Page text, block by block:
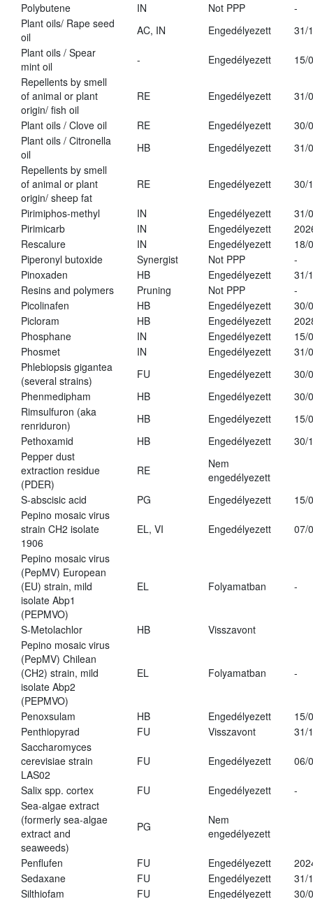
Polybutene
IN Not PPP
-
Plant oils/ Rape seed
oil
AC, IN Engedélyezett
31/
Plant oils / Spear
mint oil
- Engedélyezett
15/
Repellents by smell
of animal or plant
origin/ fish oil
RE Engedélyezett 31/
Plant oils / Clove oil RE Engedélyezett
30/
Plant oils / Citronella
oil
HB Engedélyezett
31/
Repellents by smell
of animal or plant
origin/ sheep fat
RE Engedélyezett 30/
Pirimiphos-methyl IN Engedélyezett
31/
Pirimicarb
IN Engedélyezett
Rescalure
IN Engedélyezett
18/
Piperonyl butoxide
Synergist Not PPP
-
Pinoxaden
HB Engedélyezett
31/
Resins and polymers
Pruning Not PPP
-
Picolinafen
HB Engedélyezett
30/
Picloram
HB Engedélyezett
Phosphane
IN Engedélyezett
15/
Phosmet
IN Engedélyezett
31/
Phlebiopsis gigantea
(several strains)
FU Engedélyezett
30/
Phenmedipham
HB Engedélyezett
30/
Rimsulfuron (aka
renriduron)
HB Engedélyezett
15/
Pethoxamid
HB Engedélyezett
30/
Pepper dust
extraction residue
(PDER)
RE
Nem
engedélyezett
S-abscisic acid
PG Engedélyezett
15/
Pepino mosaic virus
strain CH2 isolate
1906
EL, VI Engedélyezett 07/
Pepino mosaic virus
(PepMV) European
(EU) strain, mild
isolate Abp1
(PEPMVO)
EL Folyamatban -
S-Metolachlor HB
Visszavont
Pepino mosaic virus
(PepMV) Chilean
(CH2) strain, mild
isolate Abp2
(PEPMVO)
EL Folyamatban -
Penoxsulam HB Engedélyezett
15/
Penthiopyrad
FU Visszavont
31/
Saccharomyces
cerevisiae strain
LAS02
FU Engedélyezett 06/
Salix spp. cortex FU Engedélyezett
-
Sea-algae extract
(formerly sea-algae
extract and
seaweeds)
PG
Nem
engedélyezett
Penflufen FU Engedélyezett
Sedaxane
FU Engedélyezett
31/
Silthiofam
FU Engedélyezett 30/